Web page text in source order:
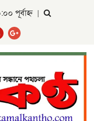
পূর্বাহ্ন |